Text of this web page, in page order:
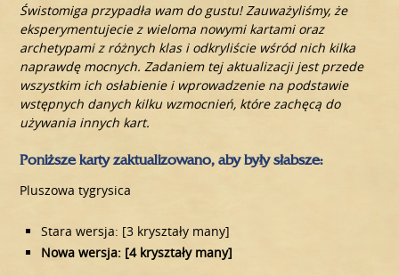
Świstomiga przypadła wam do gustu! Zauważyliśmy, że
eksperymentujecie z wieloma nowymi kartami oraz
archetypami z różnych klas i odkryliście wśród nich kilka
naprawdę mocnych. Zadaniem tej aktualizacji jest przede
wszystkim ich osłabienie i wprowadzenie na podstawie
wstępnych danych kilku wzmocnień, które zachęcą do
używania innych kart.
Poniższe karty zaktualizowano, aby były słabsze:
Pluszowa tygrysica
Stara wersja: [3 kryształy many]
Nowa wersja: [4 kryształy many]